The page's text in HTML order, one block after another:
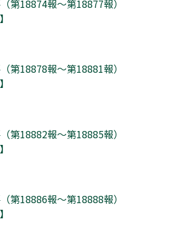
第18874報～第18877報）
第18878報～第18881報）
第18882報～第18885報）
第18886報～第18888報）